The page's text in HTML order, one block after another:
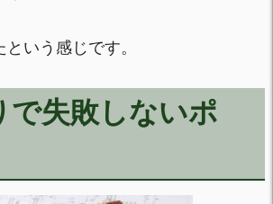
いう感じです。
で失敗しないポ